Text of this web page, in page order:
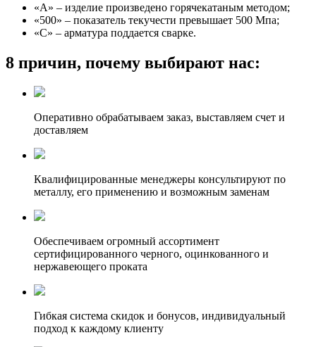
«А» – изделие произведено горячекатаным методом;
«500» – показатель текучести превышает 500 Мпа;
«С» – арматура поддается сварке.
8 причин, почему выбирают нас:
Оперативно обрабатываем заказ, выставляем счет и
доставляем
Квалифицированные менеджеры консультируют по
металлу, его применению и возможным заменам
Обеспечиваем огромный ассортимент
сертифицированного черного, оцинкованного и
нержавеющего проката
Гибкая система скидок и бонусов, индивидуальный
подход к каждому клиенту